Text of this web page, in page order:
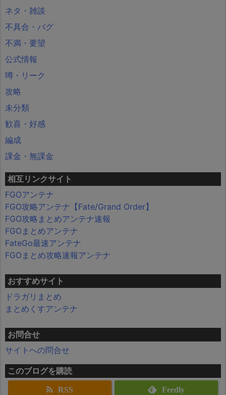
ネタ・雑談
不具合・バグ
不満・要望
公式情報
噂・リーク
攻略
未分類
歓喜・好感
編成
課金・無課金
相互リンクサイト
FGOアンテナ
FGO攻略アンテナ【Fate/Grand Order】
FGO攻略まとめアンテナ速報
FGOまとめアンテナ
FateGo最速アンテナ
FGOまとめ攻略速報アンテナ
おすすめサイト
ドラガリまとめ
まとめくすアンテナ
お問合せ
サイトへの問合せ
このブログを購読
RSS Feedly